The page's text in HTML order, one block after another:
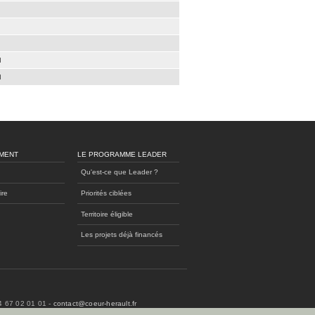
LE PROGRAMME LEADER
Qu'est-ce que Leader ?
Priorités ciblées
Territoire éligible
Les projets déjà financés
67 02 01 01 - contact@coeur-herault.fr